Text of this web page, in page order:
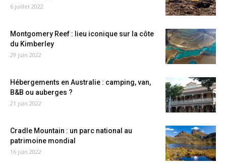
6 juillet 2022
Montgomery Reef : lieu iconique sur la côte
du Kimberley
29 juin 2022
Hébergements en Australie : camping, van,
B&B ou auberges ?
21 juin 2022
Cradle Mountain : un parc national au
patrimoine mondial
16 juin 2022